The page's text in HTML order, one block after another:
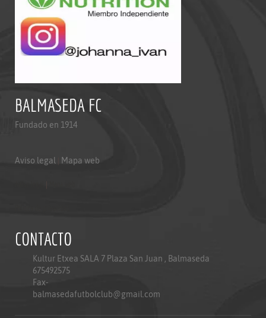
BALMASEDA FC
Fundado en 1914
Aviso legal Mapa web
CONTACTO
Kultur Etxea SALA 7 Plaza San Juan , Balmaseda
675492575
Fax-
balmasedafutbolclub@gmail.com